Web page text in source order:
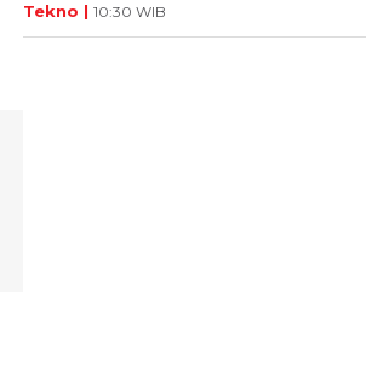
Tekno | 10:30 WIB